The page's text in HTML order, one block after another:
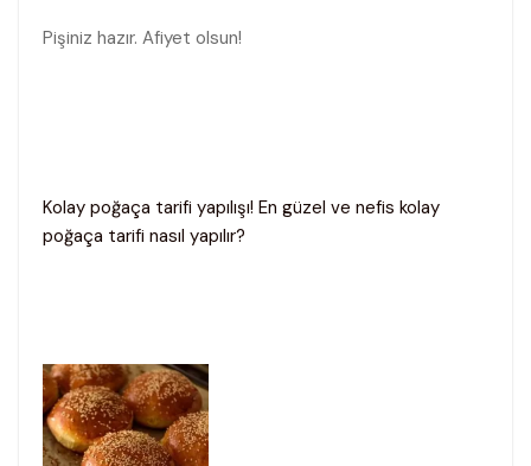
Pişiniz hazır. Afiyet olsun!
Kolay poğaça tarifi yapılışı! En güzel ve nefis kolay
poğaça tarifi nasıl yapılır?